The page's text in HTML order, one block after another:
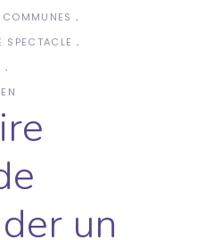
SPECTACLE
un